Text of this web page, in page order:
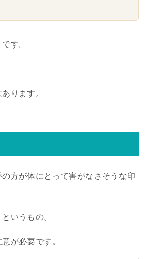
す。
ります。
方が体にとって害がなさそうな印
いうもの。
が必要です。